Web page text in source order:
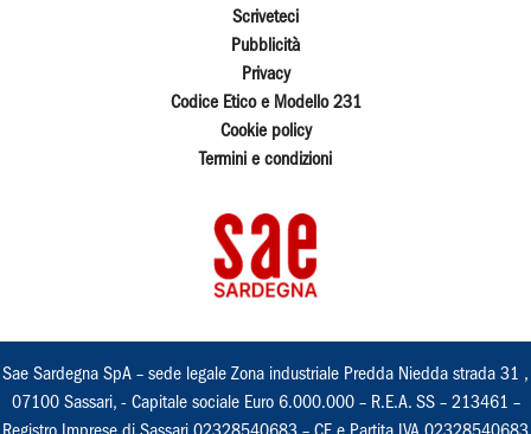
Scriveteci
Pubblicità
Privacy
Codice Etico e Modello 231
Cookie policy
Termini e condizioni
Sae Sardegna SpA – sede legale Zona industriale Predda Niedda strada 31 ,
07100 Sassari, - Capitale sociale Euro 6.000.000 – R.E.A. SS – 213461 –